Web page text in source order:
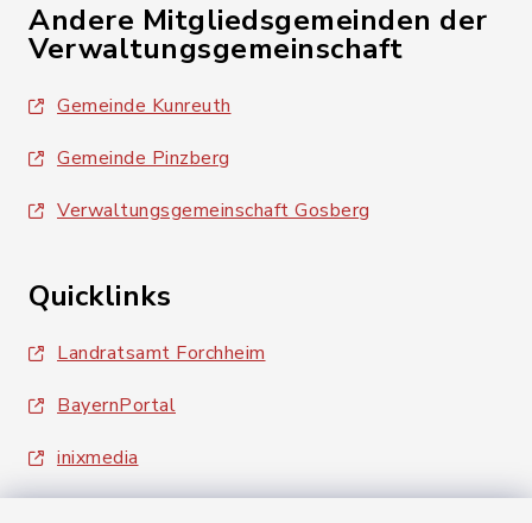
Andere Mitgliedsgemeinden der
Verwaltungsgemeinschaft
Gemeinde Kunreuth
Gemeinde Pinzberg
Verwaltungsgemeinschaft Gosberg
Quicklinks
Landratsamt Forchheim
BayernPortal
inixmedia